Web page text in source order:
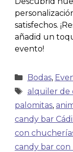
satisfechos.
añadid un
evento!
Bodas,
alquiler de
palomitas,
candy bar
con
candy bar con